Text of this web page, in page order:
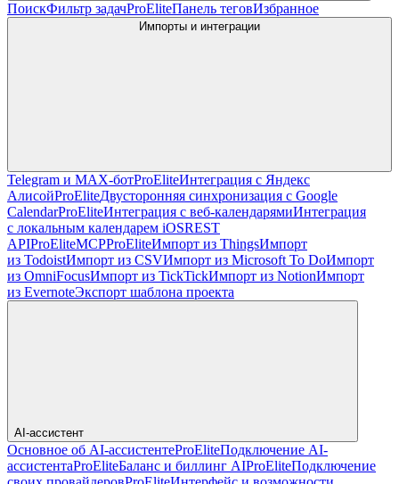
ПоискФильтр задачProEliteПанель теговИзбранное
Импорты и интеграции
Telegram и MAX-ботProEliteИнтеграция с Яндекс
АлисойProEliteДвусторонняя синхронизация с Google
CalendarProEliteИнтеграция с веб-календарямиИнтеграция
с локальным календарем iOSREST
APIProEliteMCPProEliteИмпорт из ThingsИмпорт
из TodoistИмпорт из CSVИмпорт из Microsoft To DoИмпорт
из OmniFocusИмпорт из TickTickИмпорт из NotionИмпорт
из EvernoteЭкспорт шаблона проекта
AI-ассистент
Основное об AI-ассистентеProEliteПодключение AI-
ассистентаProEliteБаланс и биллинг AIProEliteПодключение